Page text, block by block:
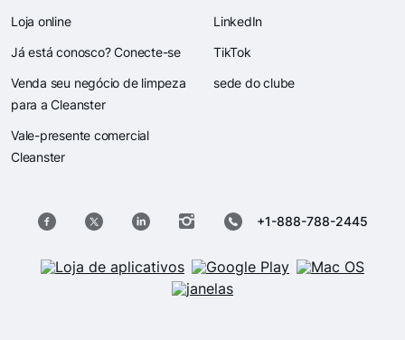
Loja online
Já está conosco? Conecte-se
Venda seu negócio de limpeza
para a Cleanster
Vale-presente comercial
Cleanster
LinkedIn
TikTok
sede do clube
+1-888-788-2445